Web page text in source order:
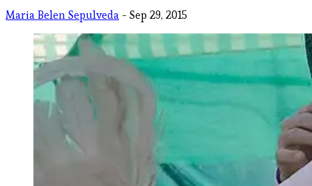
Maria Belen Sepulveda - Sep 29, 2015